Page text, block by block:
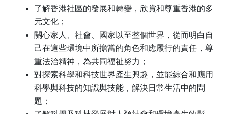
了解香港社區的發展和轉變，欣賞和尊重香港的多
元文化；
關心家人、社會、國家以至整個世界，從而明白自
己在這些環境中所擔當的角色和應履行的責任，尊
重法治精神，為共同福祉努力；
對探索科學和科技世界產生興趣，並能綜合和應用
科學與科技的知識與技能，解決日常生活中的問
題；